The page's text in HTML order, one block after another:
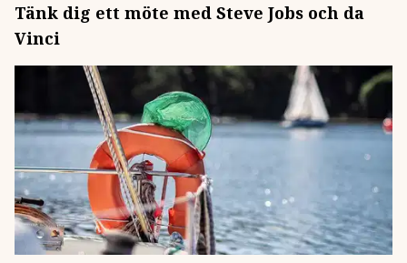
Tänk dig ett möte med Steve Jobs och da
Vinci